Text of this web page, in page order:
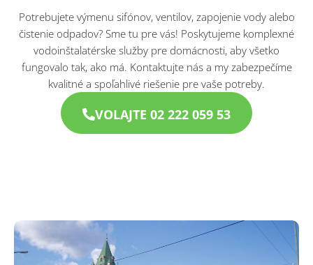
Potrebujete výmenu sifónov, ventilov, zapojenie vody alebo
čistenie odpadov? Sme tu pre vás! Poskytujeme komplexné
vodoinštalatérske služby pre domácnosti, aby všetko
fungovalo tak, ako má. Kontaktujte nás a my zabezpečíme
kvalitné a spoľahlivé riešenie pre vaše potreby.
VOLAJTE 02 222 059 53